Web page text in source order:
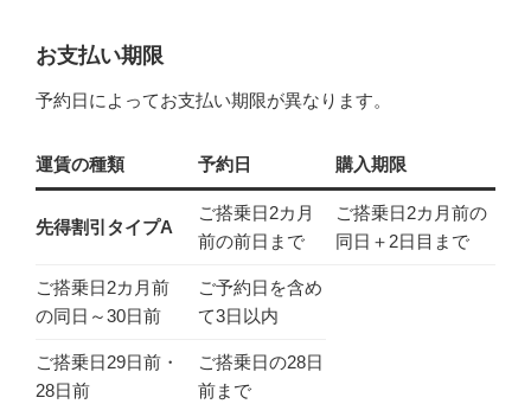
お支払い期限
予約日によってお支払い期限が異なります。
運賃の種類 予約日 購入期限
先得割引タイプA
ご搭乗日2カ月
前の前日まで
ご搭乗日2カ月前の
同日＋2日目まで
ご搭乗日2カ月前
の同日～30日前
ご予約日を含め
て3日以内
ご搭乗日29日前・
28日前
ご搭乗日の28日
前まで